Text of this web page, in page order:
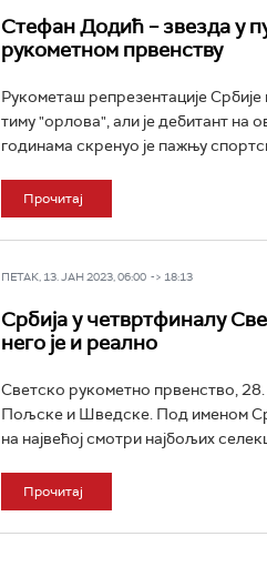
Стефан Додић – звезда у
рукометном првенству
Рукометаш репрезентације
тиму "орлова", али је дебитант
годинама скренуо је пажњу
Прочитај
ПЕТАК, 13. ЈАН 2023, 06:00 -> 18:13
Србија у четвртфиналу
него је и реално
Светско рукометно првенство,
Пољске и Шведске. Под именом
на највећој смотри најбољих
Прочитај